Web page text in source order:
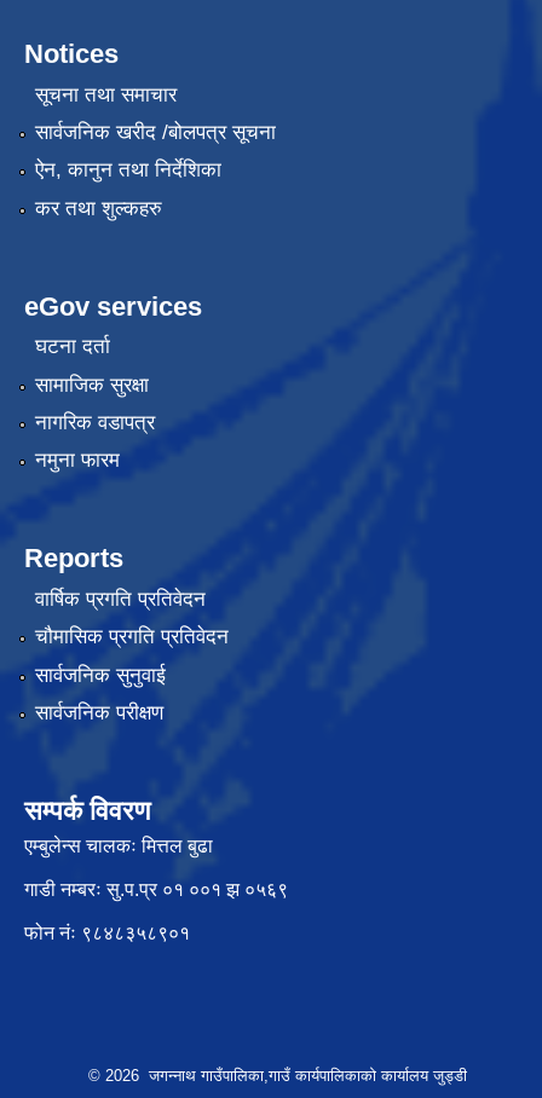
Notices
सूचना तथा समाचार
सार्वजनिक खरीद /बोलपत्र सूचना
ऐन, कानुन तथा निर्देशिका
कर तथा शुल्कहरु
eGov services
घटना दर्ता
सामाजिक सुरक्षा
नागरिक वडापत्र
नमुना फारम
Reports
वार्षिक प्रगति प्रतिवेदन
चौमासिक प्रगति प्रतिवेदन
सार्वजनिक सुनुवाई
सार्वजनिक परीक्षण
सम्पर्क विवरण
एम्बुलेन्स चालकः मित्तल बुढा
गाडी नम्बरः सु.प.प्र ०१ ००१ झ ०५६९
फोन नंः ९८४८३५८९०१
© 2026 जगन्नाथ गाउँपालिका,गाउँ कार्यपालिकाको कार्यालय जुड्डी